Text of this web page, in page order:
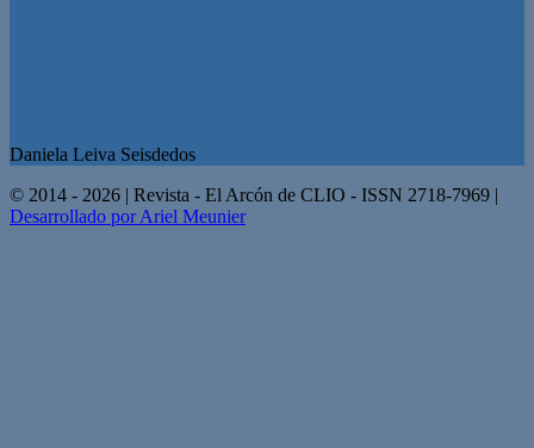
Daniela Leiva Seisdedos
© 2014 - 2026 | Revista - El Arcón de CLIO - ISSN 2718-7969 |
Desarrollado por Ariel Meunier